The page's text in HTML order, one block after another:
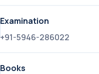
Examination
+91-5946-286022
Books